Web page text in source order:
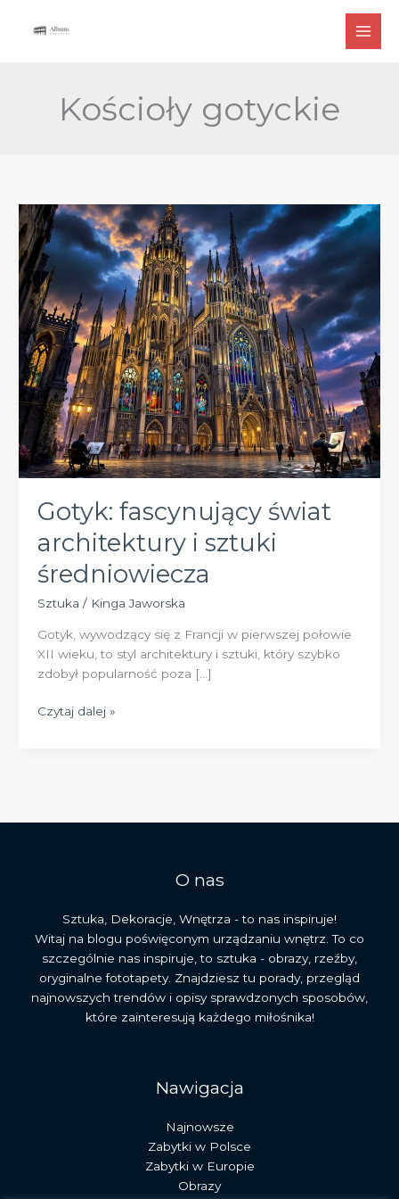
Kościoły gotyckie
Gotyk: fascynujący świat
architektury i sztuki
średniowiecza
Sztuka / Kinga Jaworska
Gotyk, wywodzący się z Francji w pierwszej połowie
XII wieku, to styl architektury i sztuki, który szybko
zdobył popularność poza […]
Gotyk:
Czytaj dalej »
O nas
Sztuka, Dekoracje, Wnętrza - to nas inspiruje!
Witaj na blogu poświęconym urządzaniu wnętrz. To co
szczególnie nas inspiruje, to sztuka - obrazy, rzeźby,
oryginalne fototapety. Znajdziesz tu porady, przegląd
najnowszych trendów i opisy sprawdzonych sposobów,
które zainteresują każdego miłośnika!
Nawigacja
Najnowsze
Zabytki w Polsce
Zabytki w Europie
Obrazy